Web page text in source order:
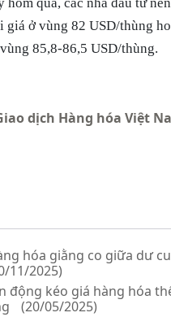
giá ở vùng 82 USD/thùng
85,8-86,5 USD/thùng.
dịch Hàng hóa Việt
hóa giằng co giữa dư
11/2025)
động kéo giá hàng hóa
(20/05/2025)